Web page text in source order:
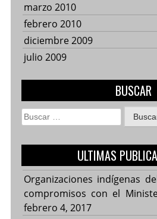
marzo 2010
febrero 2010
diciembre 2009
julio 2009
BUSCAR
Buscar:
ULTIMAS
Organizaciones indígenas
compromisos con el
febrero 4, 2017